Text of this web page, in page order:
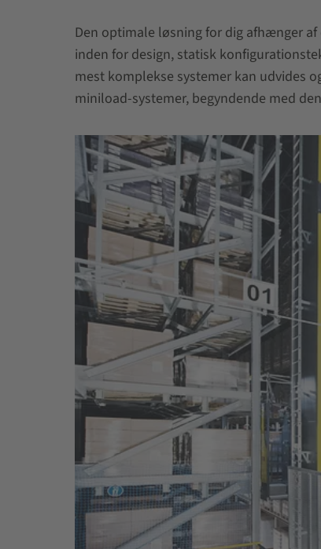
Den optimale løsning for dig afhænger
inden for design, statisk
mest komplekse systemer kan udvides
miniload-systemer, begyndende med